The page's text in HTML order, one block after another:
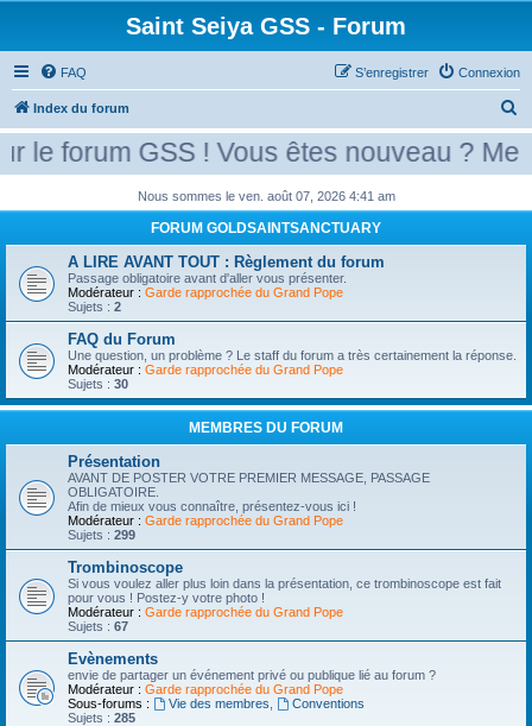
Saint Seiya GSS - Forum
FAQ Connexion
S’enregistrer
Index du forum
e
r
forum GSS ! Vous êtes nouveau ? Merci
Nous sommes le ven. août 07, 2026 4:41 am
FORUM GOLDSAINTSANCTUARY
A LIRE AVANT TOUT : Règlement du forum
Passage obligatoire avant d'aller vous présenter.
Modérateur : Garde rapprochée du Grand Pope
Sujets : 2
FAQ du Forum
Une question, un problème ? Le staff du forum a très certainement la réponse.
Modérateur : Garde rapprochée du Grand Pope
Sujets : 30
MEMBRES DU FORUM
Présentation
AVANT DE POSTER VOTRE PREMIER MESSAGE, PASSAGE
OBLIGATOIRE.
Afin de mieux vous connaître, présentez-vous ici !
Modérateur : Garde rapprochée du Grand Pope
Sujets : 299
Trombinoscope
Si vous voulez aller plus loin dans la présentation, ce trombinoscope est fait
pour vous ! Postez-y votre photo !
Modérateur : Garde rapprochée du Grand Pope
Sujets : 67
Evènements
envie de partager un événement privé ou publique lié au forum ?
Modérateur : Garde rapprochée du Grand Pope
Sous-forums :
Vie des membres
Conventions
Sujets : 285